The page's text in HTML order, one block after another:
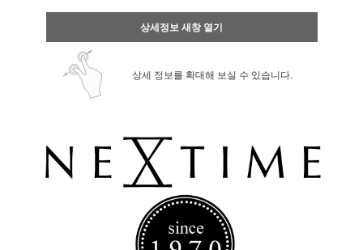
상세정보 새창 열기
상세 정보를 확대해 보실 수 있습니다.